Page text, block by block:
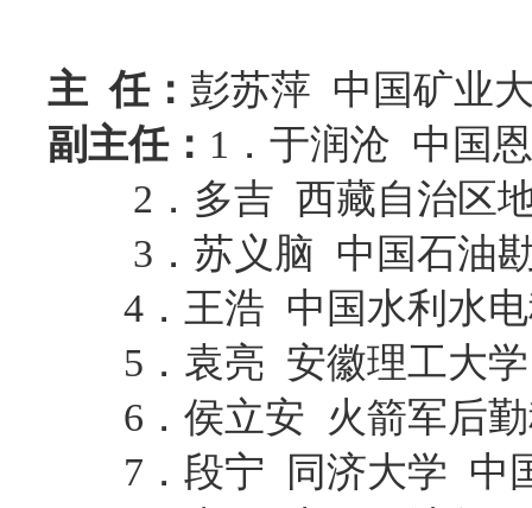
主 任： 彭苏萍 中国矿业
副主任： 1． 于润沧 中国
2．多吉 西藏自治区地
3．苏义脑 中国石油勘
4．王浩 中国水利水
5．袁亮 安徽理工大
6．侯立安 火箭军后
7．段宁 同济大学 中